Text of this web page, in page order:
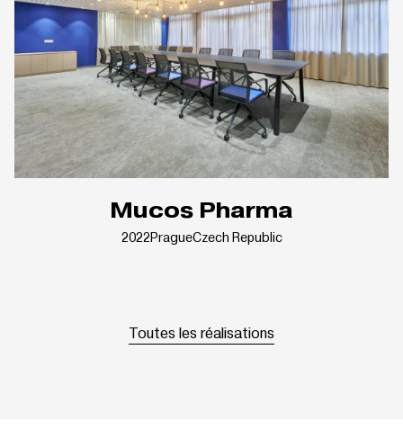
Mucos Pharma
2022PragueCzech Republic
Toutes les réalisations